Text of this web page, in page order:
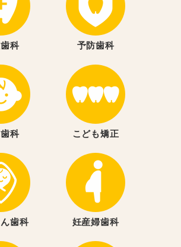
科 予防歯科
科 こども矯正
歯科 妊産婦歯科